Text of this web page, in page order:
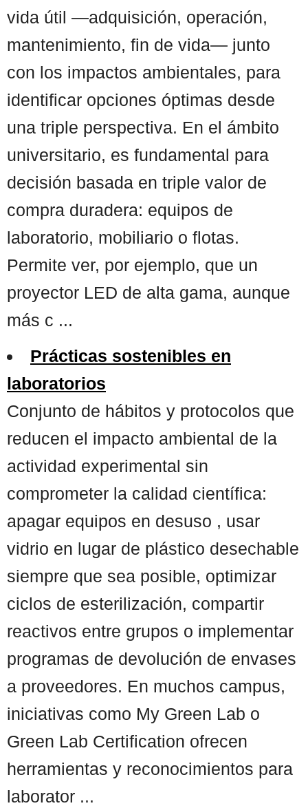
vida útil —adquisición, operación,
mantenimiento, fin de vida— junto
con los impactos ambientales, para
identificar opciones óptimas desde
una triple perspectiva. En el ámbito
universitario, es fundamental para
decisión basada en triple valor de
compra duradera: equipos de
laboratorio, mobiliario o flotas.
Permite ver, por ejemplo, que un
proyector LED de alta gama, aunque
más c ...
Prácticas sostenibles en
laboratorios
Conjunto de hábitos y protocolos que
reducen el impacto ambiental de la
actividad experimental sin
comprometer la calidad científica:
apagar equipos en desuso , usar
vidrio en lugar de plástico desechable
siempre que sea posible, optimizar
ciclos de esterilización, compartir
reactivos entre grupos o implementar
programas de devolución de envases
a proveedores. En muchos campus,
iniciativas como My Green Lab o
Green Lab Certification ofrecen
herramientas y reconocimientos para
laborator ...